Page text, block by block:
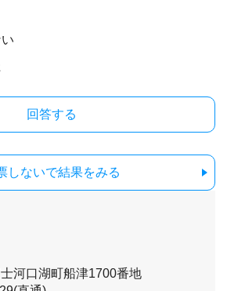
しないで結果をみる
河口湖町船津1700番地